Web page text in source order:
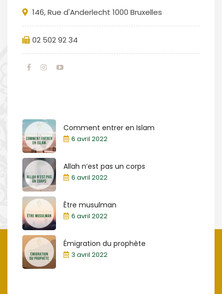
146, Rue d'Anderlecht 1000 Bruxelles
02 502 92 34
Comment entrer en Islam
6 avril 2022
Allah n’est pas un corps
6 avril 2022
Être musulman
6 avril 2022
Émigration du prophète
3 avril 2022